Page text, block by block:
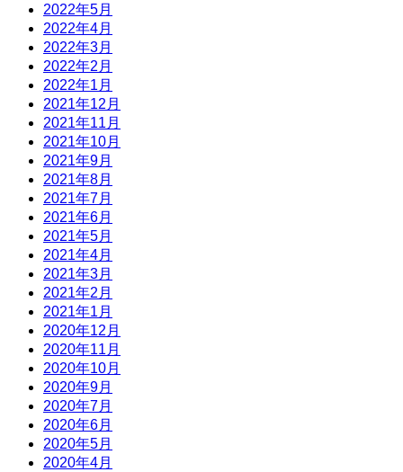
2022年5月
2022年4月
2022年3月
2022年2月
2022年1月
2021年12月
2021年11月
2021年10月
2021年9月
2021年8月
2021年7月
2021年6月
2021年5月
2021年4月
2021年3月
2021年2月
2021年1月
2020年12月
2020年11月
2020年10月
2020年9月
2020年7月
2020年6月
2020年5月
2020年4月